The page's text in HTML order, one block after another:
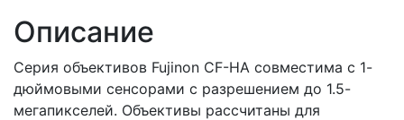
Описание
Серия объективов Fujinon СF-HA совместима с 1-
дюймовыми сенсорами с разрешением до 1.5-
мегапикселей. Объективы рассчитаны для